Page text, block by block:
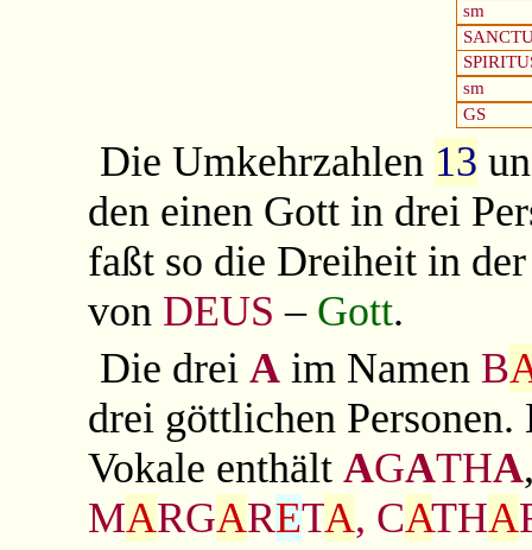
sm
sm
GS
Die Umkehrzahlen 13
den einen Gott in drei
faßt so die Dreiheit in
von DEUS – Gott.
Die drei Aim Namen B
drei göttlichen
Vokale enthältAGATHA
MARGARETA, CATHA